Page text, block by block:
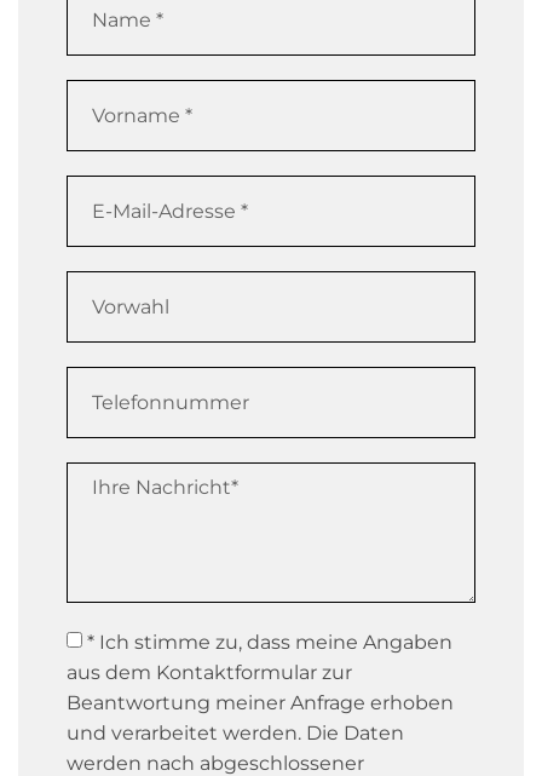
* Ich stimme zu, dass meine Angaben
aus dem Kontaktformular zur
Beantwortung meiner Anfrage erhoben
und verarbeitet werden. Die Daten
werden nach abgeschlossener